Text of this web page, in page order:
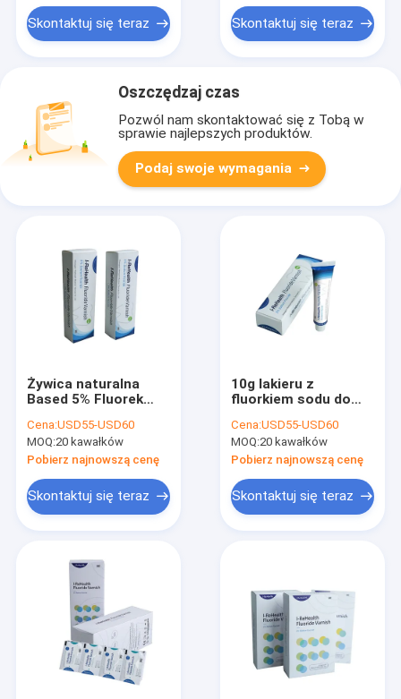
Skontaktuj się teraz Skontaktuj się teraz
Oszczędzaj czas
Pozwól nam skontaktować się z Tobą w
sprawie najlepszych produktów.
Podaj swoje wymagania
Żywica naturalna
Based 5% Fluorek
szybkoschnący
Cena:USD55-USD60
MOQ:20 kawałków
Pobierz najnowszą cenę
Skontaktuj się teraz
10g lakieru z
fluorkiem sodu do
Zapobieganie
próchnicy CE
Cena:USD55-USD60
MOQ:20 kawałków
Pobierz najnowszą cenę
Skontaktuj się teraz